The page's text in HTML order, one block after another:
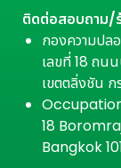
ติดต่อสอบถาม/
กองความปล
เลขที่ 18 ถน
เขตตลิ่งชัน ก
18
Bangkok